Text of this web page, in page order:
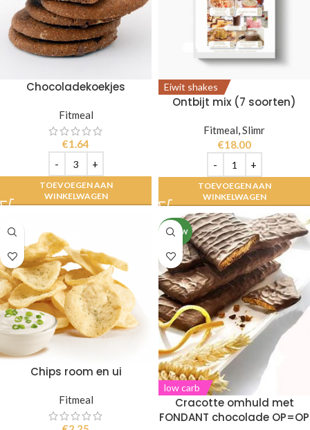
Chocoladekoekjes
Fitmeal
€1.64
TOEVOEGEN AAN
WINKELWAGEN
Eiwit shakes
Ontbijt mix (7 soorten)
Fitmeal,Slimr
€18.00
TOEVOEGEN AAN
WINKELWAGEN
Chips room en ui
Fitmeal
NIEUW
low carb
Cracotte omhuld met
FONDANT chocolade OP=OP